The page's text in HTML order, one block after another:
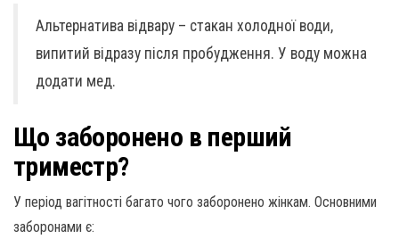
Альтернатива відвару – стакан холодної води,
випитий відразу після пробудження. У воду можна
додати мед.
Що заборонено в перший
триместр?
У період вагітності багато чого заборонено жінкам. Основними
заборонами є: